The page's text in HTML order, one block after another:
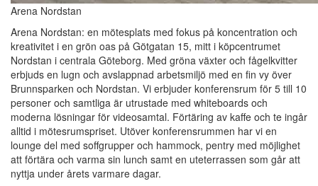
Arena Nordstan
Arena Nordstan: en mötesplats med fokus på koncentration och
kreativitet i en grön oas på Götgatan 15, mitt i köpcentrumet
Nordstan i centrala Göteborg. Med gröna växter och fågelkvitter
erbjuds en lugn och avslappnad arbetsmiljö med en fin vy över
Brunnsparken och Nordstan. Vi erbjuder konferensrum för 5 till 10
personer och samtliga är utrustade med whiteboards och
moderna lösningar för videosamtal. Förtäring av kaffe och te ingår
alltid i mötesrumspriset. Utöver konferensrummen har vi en
lounge del med soffgrupper och hammock, pentry med möjlighet
att förtära och varma sin lunch samt en uteterrassen som går att
nyttja under årets varmare dagar.